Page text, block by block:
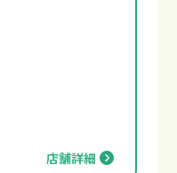
店舗詳細